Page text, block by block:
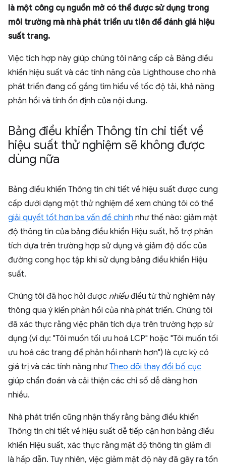
là một công cụ nguồn mở có thể được sử dụng trong
môi trường mà nhà phát triển ưu tiên để đánh giá hiệu
suất trang.
Việc tích hợp này giúp chúng tôi nâng cấp cả Bảng điều
khiển hiệu suất và các tính năng của Lighthouse cho nhà
phát triển đang cố gắng tìm hiểu về tốc độ tải, khả năng
phản hồi và tính ổn định của nội dung.
Bảng điều khiển Thông tin chi tiết về
hiệu suất thử nghiệm sẽ không được
dùng nữa
Bảng điều khiển Thông tin chi tiết về hiệu suất được cung
cấp dưới dạng một thử nghiệm để xem chúng tôi có thể
giải quyết tốt hơn ba vấn đề chính như thế nào: giảm mật
độ thông tin của bảng điều khiển Hiệu suất, hỗ trợ phân
tích dựa trên trường hợp sử dụng và giảm độ dốc của
đường cong học tập khi sử dụng bảng điều khiển Hiệu
suất.
Chúng tôi đã học hỏi được nhiềuđiều từ thử nghiệm này
thông qua ý kiến phản hồi của nhà phát triển. Chúng tôi
đã xác thực rằng việc phân tích dựa trên trường hợp sử
dụng (ví dụ: "Tôi muốn tối ưu hoá LCP" hoặc "Tôi muốn tối
ưu hoá các trang để phản hồi nhanh hơn") là cực kỳ có
giá trị và các tính năng như Theo dõi thay đổi bố cục
giúp chẩn đoán và cải thiện các chỉ số dễ dàng hơn
nhiều.
Nhà phát triển cũng nhận thấy rằng bảng điều khiển
Thông tin chi tiết về hiệu suất dễ tiếp cận hơn bảng điều
khiển Hiệu suất, xác thực rằng mật độ thông tin giảm đi
là hấp dẫn. Tuy nhiên, việc giảm mật độ này đã gây ra tổn